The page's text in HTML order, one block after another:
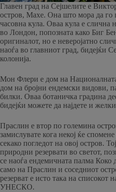
Главен град на Сејшелите е
остров, Махе. Она што мора да го
часовна кула. ​​Оваа кула е слична
во Лондон, попозната како Биг
оригиналот, но е неверојатно
наоѓа во главниот град, бидејќи
колонија.
Мон Флери е дом на Националната
дом на бројни ендемски видови,
билки. Оваа ботаничка градина
бидејќи можете да најдете и
Праслин е втор по големина
замислувате кога некој ќе
секако погледот на овој остров.
природни резервати во светот,
се наоѓа ендемичната палма Коко
само на Праслин и соседниот
резерват е исто така на списокот
УНЕСКО.